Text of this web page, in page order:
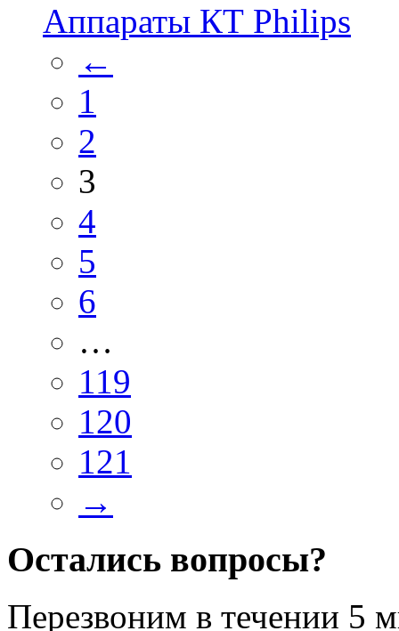
Аппараты КТ Philips
←
1
2
3
4
5
6
…
119
120
121
→
Остались вопросы?
Перезвоним в течении 5